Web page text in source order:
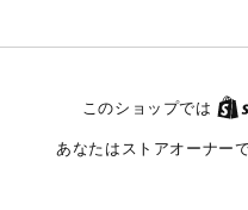
このショップでは
あなたはストアオーナー